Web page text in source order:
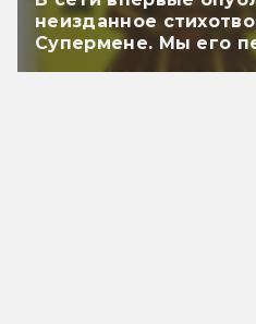
неизданное
Супермене. Мы его